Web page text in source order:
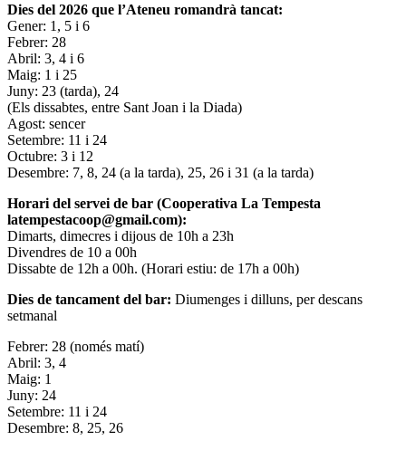
Dies del 2026 que l’Ateneu romandrà tancat:
Gener: 1, 5 i 6
Febrer: 28
Abril: 3, 4 i 6
Maig: 1 i 25
Juny: 23 (tarda), 24
(Els dissabtes, entre Sant Joan i la Diada)
Agost: sencer
Setembre: 11 i 24
Octubre: 3 i 12
Desembre: 7, 8, 24 (a la tarda), 25, 26 i 31 (a la tarda)
Horari del servei de bar (Cooperativa La Tempesta
latempestacoop@gmail.com):
Dimarts, dimecres i dijous de 10h a 23h
Divendres de 10 a 00h
Dissabte de 12h a 00h. (Horari estiu: de 17h a 00h)
Dies de tancament del bar: Diumenges i dilluns, per descans
setmanal
Febrer: 28 (només matí)
Abril: 3, 4
Maig: 1
Juny: 24
Setembre: 11 i 24
Desembre: 8, 25, 26